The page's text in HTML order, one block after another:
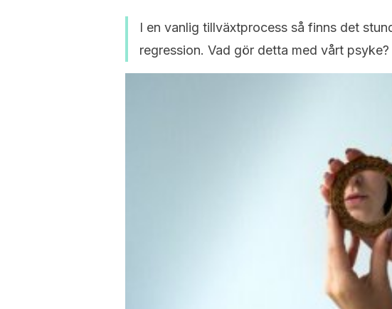
I en vanlig tillväxtprocess så finns det
regression. Vad gör detta med vårt psyke?